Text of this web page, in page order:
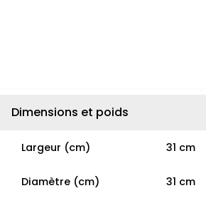
Dimensions et poids
Largeur (cm) 31 cm
Diamètre (cm) 31 cm